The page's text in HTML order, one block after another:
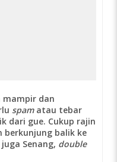
mampir dan
spamatau tebar
dari gue. Cukup rajin
berkunjung balik ke
Senang, double